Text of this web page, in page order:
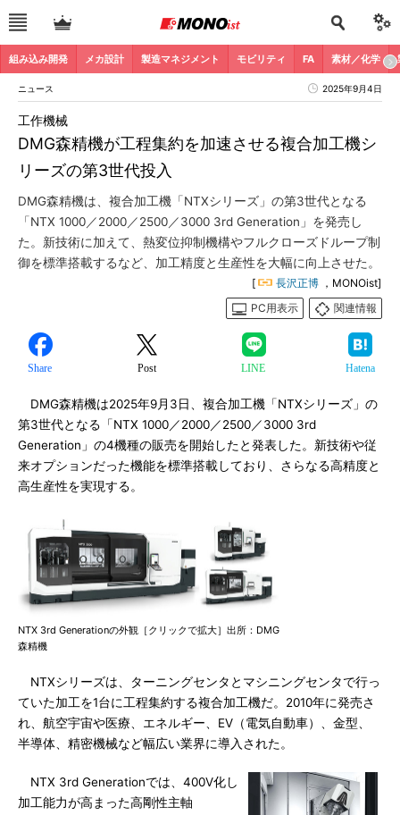
組み込み開発 メカ設計 製造マネジメント モビリティ FA 素材／化学
ニュース 2025年9月4日
DMG森精機が工程集約を加速させる複合加工機シ
リーズの第3世代投入
工作機械
DMG森精機は、複合加工機「NTXシリーズ」の第3世代となる
「NTX 1000／2000／2500／3000 3rd Generation」を発売し
た。新技術に加えて、熱変位抑制機構やフルクローズドループ制
御を標準搭載するなど、加工精度と生産性を大幅に向上させた。
[ 長沢正博 ，MONOist]
PC用表示
関連情報
Share Post LINE Hatena
DMG森精機は2025年9月3日、複合加工機「NTXシリーズ」の
第3世代となる「NTX 1000／2000／2500／3000 3rd
Generation」の4機種の販売を開始したと発表した。新技術や従
来オプションだった機能を標準搭載しており、さらなる高精度と
高生産性を実現する。
NTX 3rd Generationの外観［クリックで拡大］出所：DMG
森精機
NTXシリーズは、ターニングセンタとマシニングセンタで行っ
ていた加工を1台に工程集約する複合加工機だ。2010年に発売さ
れ、航空宇宙や医療、エネルギー、EV（電気自動車）、金型、
半導体、精密機械など幅広い業界に導入された。
NTX 3rd Generationでは、400V化し
加工能力が高まった高剛性主軸